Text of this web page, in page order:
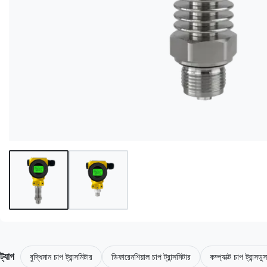
ট্যাগ বুদ্ধিমান চাপ ট্রান্সমিটার ডিফারেনশিয়াল চাপ ট্রান্সমিটার কম্প্যাক্ট চাপ